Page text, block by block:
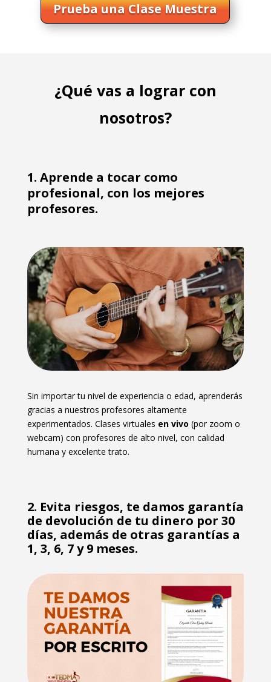
Prueba una Clase Muestra
¿Qué vas a lograr con
nosotros?
Aprende a tocar como
profesional, con los mejores
profesores.
Sin importar tu nivel de experiencia o edad, aprenderás
gracias a nuestros profesores altamente
experimentados. Clases virtuales en vivo (por zoom o
webcam) con profesores de alto nivel, con calidad
humana y excelente trato.
2. Evita riesgos, te damos garantía
de devolución de tu dinero por 30
días, además de otras garantías a
1, 3, 6, 7 y 9 meses.